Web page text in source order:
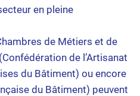
en pleine
de Métiers et de
(Confédération de l’Artisanat
du Bâtiment) ou encore
du Bâtiment) peuvent